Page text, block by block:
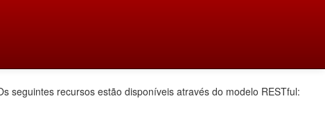
seguintes recursos estão disponíveis através do modelo RESTful: